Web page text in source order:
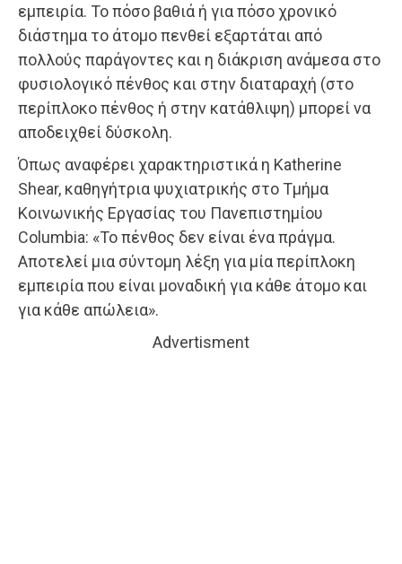
εμπειρία. Το πόσο βαθιά ή για πόσο χρονικό
διάστημα το άτομο πενθεί εξαρτάται από
πολλούς παράγοντες και η διάκριση ανάμεσα στο
φυσιολογικό πένθος και στην διαταραχή (στο
περίπλοκο πένθος ή στην κατάθλιψη) μπορεί να
αποδειχθεί δύσκολη.
Όπως αναφέρει χαρακτηριστικά η Katherine
Shear, καθηγήτρια ψυχιατρικής στο Τμήμα
Κοινωνικής Εργασίας του Πανεπιστημίου
Columbia: «Το πένθος δεν είναι ένα πράγμα.
Αποτελεί μια σύντομη λέξη για μία περίπλοκη
εμπειρία που είναι μοναδική για κάθε άτομο και
για κάθε απώλεια».
Advertisment